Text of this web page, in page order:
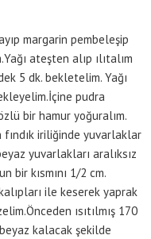
margarin pembeleşip
ateşten alıp ılıtalım
5 dk. bekletelim. Yağı
pudra
bir hamur yoğuralım.
iriliğinde yuvarlaklar
yuvarlakları aralıksız
bir kısmını 1/2 cm.
ile keserek yaprak
ısıtılmış 170
kalacak şekilde